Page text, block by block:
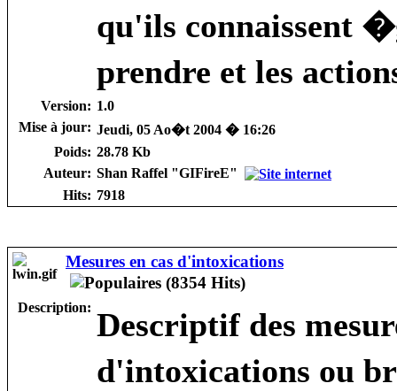
qu'ils connaissent
prendre et les
Version: 1.0
Mise à jour: Jeudi, 05 Ao�t 2004 � 16:26
Poids: 28.78 Kb
Auteur: Shan Raffel "GIFireE"
Hits: 7918
Mesures en cas d'intoxications
Description: Descriptif des
d'intoxications ou